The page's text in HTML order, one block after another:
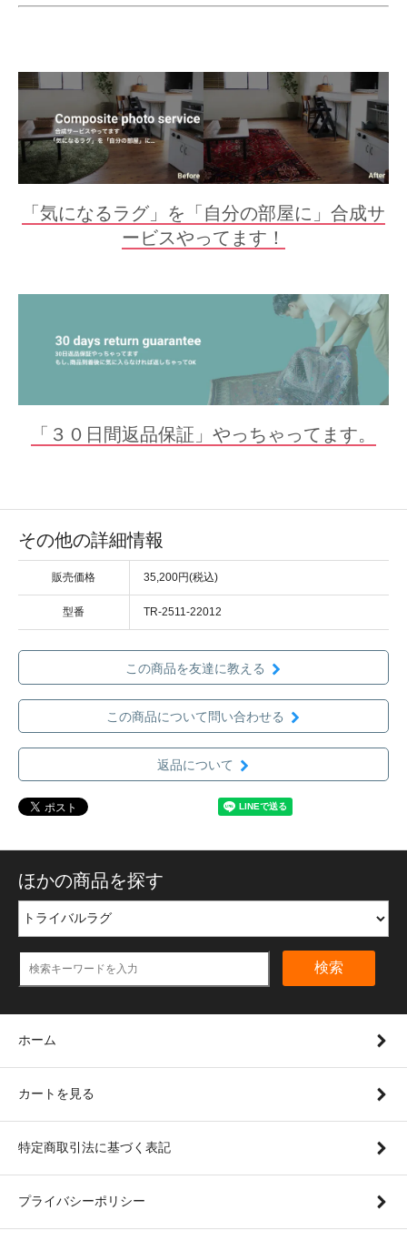
「気になるラグ」を「自分の部屋に」合成サ
ービスやってます！
「３０日間返品保証」やっちゃってます。
その他の詳細情報
販売価格 35,200円(税込)
型番 TR-2511-22012
この商品を友達に教える
この商品について問い合わせる
返品について
ほかの商品を探す
検索
ホーム
カートを見る
特定商取引法に基づく表記
プライバシーポリシー